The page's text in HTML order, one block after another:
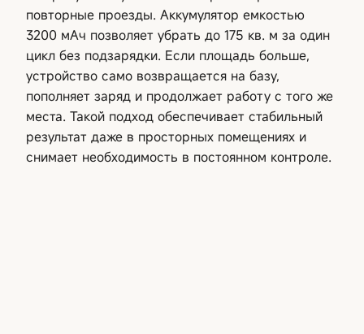
повторные проезды. Аккумулятор емкостью
3200 мАч позволяет убрать до 175 кв. м за один
цикл без подзарядки. Если площадь больше,
устройство само возвращается на базу,
пополняет заряд и продолжает работу с того же
места. Такой подход обеспечивает стабильный
результат даже в просторных помещениях и
снимает необходимость в постоянном контроле.